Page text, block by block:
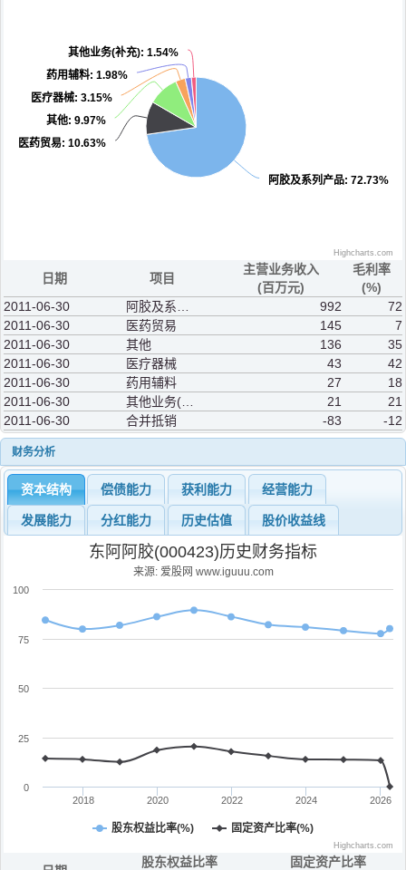
阿胶及系列产品: 72.73%
医药贸易: 10.63%
其他: 9.97%
医疗器械: 3.15%
药用辅料: 1.98%
其他业务(补充): 1.54%
Highcharts.com
日期 项目
主营业务收入
(百万元)
毛利率
(%)
2011-06-30
992
72
2011-06-30
医药贸易 145
7
2011-06-30
其他 136
35
2011-06-30
医疗器械 43
42
2011-06-30
药用辅料 27
18
2011-06-30
21
21
2011-06-30
合并抵销 -83 -12
财务分析
资本结构 偿债能力 获利能力 经营能力
发展能力 分红能力 历史估值 股价收益线
东阿阿胶(000423)历史财务指标
来源: 爱股网 www.iguuu.com
股东权益比率(%) 固定资产比率(%)
2018 2020 2022 2024 2026
0
25
50
75
100
Highcharts.com
股东权益比率
固定资产比率